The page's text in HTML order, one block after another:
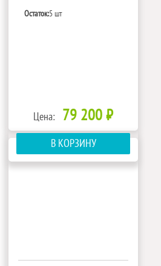
Остаток:5 шт
Цена: 79 200 ₽
В КОРЗИНУ